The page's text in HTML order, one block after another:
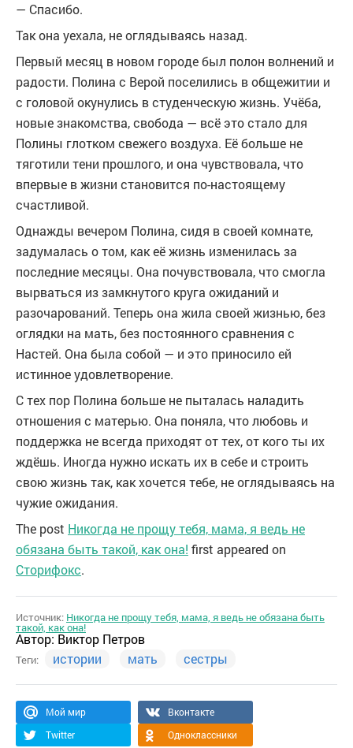
— Спасибо.
Так она уехала, не оглядываясь назад.
Первый месяц в новом городе был полон волнений и
радости. Полина с Верой поселились в общежитии и
с головой окунулись в студенческую жизнь. Учёба,
новые знакомства, свобода — всё это стало для
Полины глотком свежего воздуха. Её больше не
тяготили тени прошлого, и она чувствовала, что
впервые в жизни становится по-настоящему
счастливой.
Однажды вечером Полина, сидя в своей комнате,
задумалась о том, как её жизнь изменилась за
последние месяцы. Она почувствовала, что смогла
вырваться из замкнутого круга ожиданий и
разочарований. Теперь она жила своей жизнью, без
оглядки на мать, без постоянного сравнения с
Настей. Она была собой — и это приносило ей
истинное удовлетворение.
С тех пор Полина больше не пыталась наладить
отношения с матерью. Она поняла, что любовь и
поддержка не всегда приходят от тех, от кого ты их
ждёшь. Иногда нужно искать их в себе и строить
свою жизнь так, как хочется тебе, не оглядываясь на
чужие ожидания.
The post Никогда не прощу тебя, мама, я ведь не
обязана быть такой, как она! first appeared on
Сторифокс.
Источник: Никогда не прощу тебя, мама, я ведь не обязана быть
такой, как она!
Автор: Виктор Петров
Теги: истории мать сестры
Мой мир
Вконтакте
Twitter
Одноклассники